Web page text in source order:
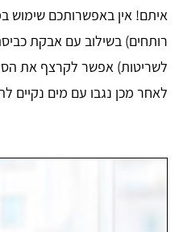
איתם! אין באפשרותכם שימוש
רותחים) בשילוב עם אבקת
לשריטות) אפשר לקרצף את
לאחר מכן נגבו עם מים נקיים